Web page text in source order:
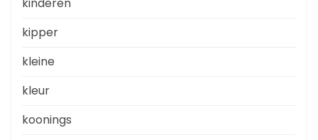
kinderen
kipper
kleine
kleur
koonings